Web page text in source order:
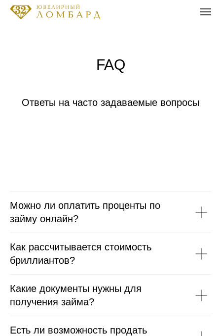
FAQ
Ответы на часто задаваемые вопросы
Можно ли оплатить проценты по
займу онлайн?
Как рассчитывается стоимость
бриллиантов?
Какие документы нужны для
получения займа?
Есть ли возможность продать